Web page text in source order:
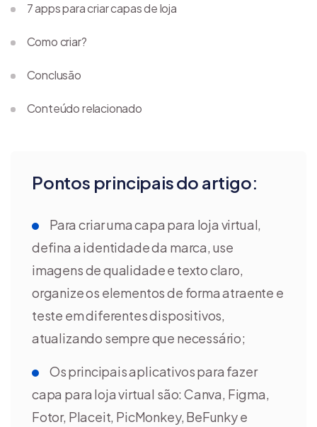
Pontos principais do artigo:
Para criar uma capa para loja virtual,
defina a identidade da marca, use
imagens de qualidade e texto claro,
organize os elementos de forma atraente e
teste em diferentes dispositivos,
atualizando sempre que necessário;
Os principais aplicativos para fazer
capa para loja virtual são: Canva, Figma,
Fotor, Placeit, PicMonkey, BeFunky e
7 apps para criar capas de loja
Como criar?
Conclusão
Conteúdo relacionado